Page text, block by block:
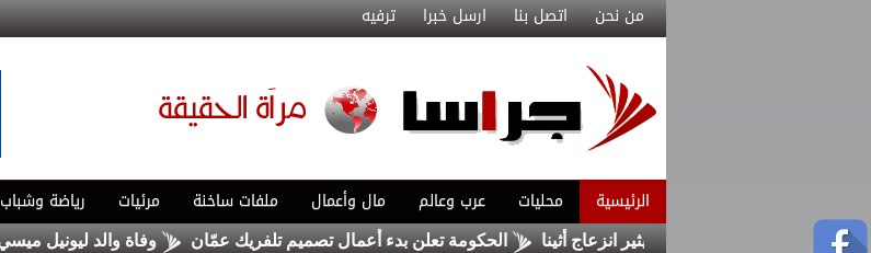
من نحن اتصل بنا ارسل خبرا ترفيه
الرئيسية محليات عرب وعالم مال وأعمال ملفات ساخنة مرئيات رياضة وشباب
مكة” للدفاع المشترك يثير انزعاج أثينا الحكومة تعلن بدء أعمال تصميم تلفريك عمّان وفاة والد ليونيل ميسي عن 68 عاما